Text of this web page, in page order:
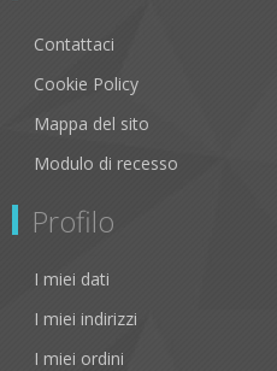
Contattaci
Cookie Policy
Mappa del sito
Modulo di recesso
Profilo
I miei dati
I miei indirizzi
I miei ordini